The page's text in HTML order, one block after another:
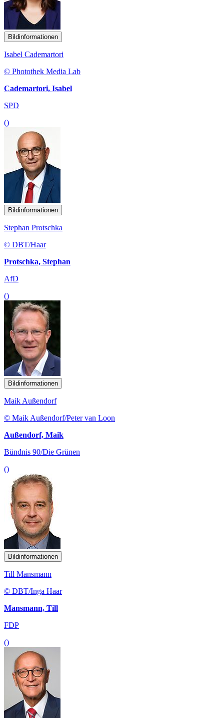
Bildinformationen
Isabel Cademartori
© Photothek Media Lab
Cademartori, Isabel
SPD
()
Bildinformationen
Stephan Protschka
© DBT/Haar
Protschka, Stephan
AfD
()
Bildinformationen
Maik Außendorf
© Maik Außendorf/Peter van Loon
Außendorf, Maik
Bündnis 90/Die Grünen
()
Bildinformationen
Till Mansmann
© DBT/Inga Haar
Mansmann, Till
FDP
()